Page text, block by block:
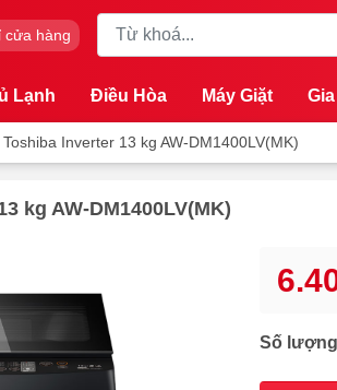
cửa hàng
Lạnh Điều Hòa Máy Giặt
Inverter 13 kg AW-DM1400LV(MK)
kg AW-DM1400LV(MK)
Số lượng